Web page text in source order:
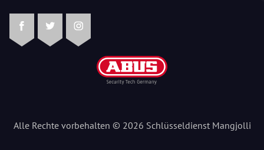
FacebookTwitterInstagram
Alle Rechte vorbehalten © 2026 Schlüsseldienst Mangjolli